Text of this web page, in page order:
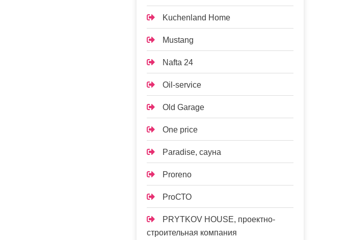
Kuchenland Home
Mustang
Nafta 24
Oil-service
Old Garage
One price
Paradise, сауна
Proreno
ProСТО
PRYTKOV HOUSE, проектно-
строительная компания